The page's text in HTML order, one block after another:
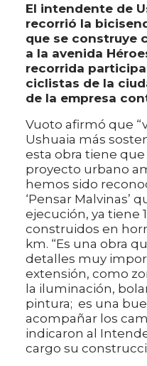
El intendente de
recorrió la
que se construye
a la avenida
recorrida
ciclistas de la
de la empresa
Vuoto afirmó que
Ushuaia más
esta obra tiene
proyecto urbano
hemos sido
‘Pensar Malvinas’
ejecución, ya tiene
construidos en
km. “Es una obra
detalles muy
extensión, como
la iluminación,
pintura; es una
acompañar los
indicaron al
cargo su